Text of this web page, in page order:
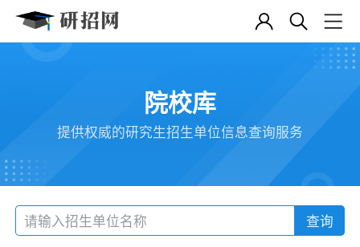
院校库
提供权威的研究生招生单位信息查询服务
查询